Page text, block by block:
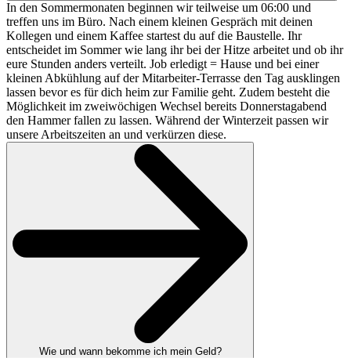
In den Sommermonaten beginnen wir teilweise um 06:00 und
treffen uns im Büro. Nach einem kleinen Gespräch mit deinen
Kollegen und einem Kaffee startest du auf die Baustelle. Ihr
entscheidet im Sommer wie lang ihr bei der Hitze arbeitet und ob ihr
eure Stunden anders verteilt. Job erledigt = Hause und bei einer
kleinen Abkühlung auf der Mitarbeiter-Terrasse den Tag ausklingen
lassen bevor es für dich heim zur Familie geht. Zudem besteht die
Möglichkeit im zweiwöchigen Wechsel bereits Donnerstagabend
den Hammer fallen zu lassen. Während der Winterzeit passen wir
unsere Arbeitszeiten an und verkürzen diese.
Wie und wann bekomme ich mein Geld?